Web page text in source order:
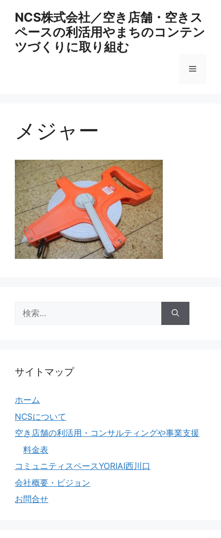
NCS株式会社／空き店舗・空きス
ペースの利活用やまちのコンテン
ツづくりに取り組む
メ
メジャー
索:
サイトマップ
ホーム
NCSについて
空き店舗の利活用・コンサルティングや事業支援
料金表
コミュニティスペースYORIAI西川口
会社概要・ビジョン
お問合せ